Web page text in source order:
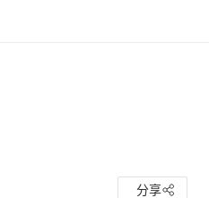
分享